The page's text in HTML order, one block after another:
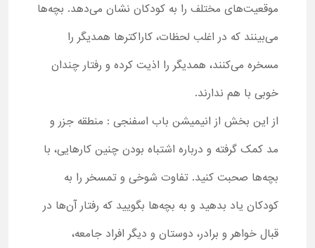
موقعیت‌های مختلف را به کودکان نشان می‌دهد. بچه‌ها
می‌بینند که در اغلب لحظات، کاراکترها همدیگر را
مسخره می‌کنند، همدیگر را اذیت کرده و رفتار چندان
خوبی با هم ندارند.
از این بخش از انیمیشن باب اسفنجی : منطقه جزر و
مد کمک گرفته و درباره اشتباه بودن چنین کارهایی، با
بچه‌ها صحبت کنید. تفاوت شوخی و تمسخر را به
کودکان یاد بدهید و به بچه‌ها بگویید که رفتار آن‌ها در
قبال خواهر و برادر، دوستان و دیگر افراد جامعه،